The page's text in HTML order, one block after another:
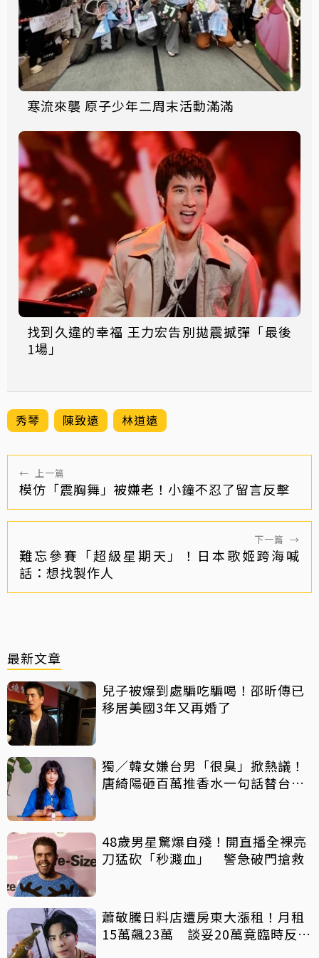
寒流來襲 原子少年二周末活動滿滿
找到久違的幸福 王力宏告別拋震撼彈「最後
1場」
秀琴 陳致遠 林道遠
← 上一篇
模仿「震胸舞」被嫌老！小鐘不忍了留言反擊
下一篇 →
難忘參賽「超級星期天」！日本歌姬跨海喊
話：想找製作人
最新文章
兒子被爆到處騙吃騙喝！邵昕傳已
移居美國3年又再婚了
獨／韓女嫌台男「很臭」掀熱議！
唐綺陽砸百萬推香水一句話替台男
48歲男星驚爆自殘！開直播全裸亮
刀猛砍「秒濺血」 警急破門搶救
蕭敬騰日料店遭房東大漲租！月租
15萬飆23萬 談妥20萬竟臨時反悔